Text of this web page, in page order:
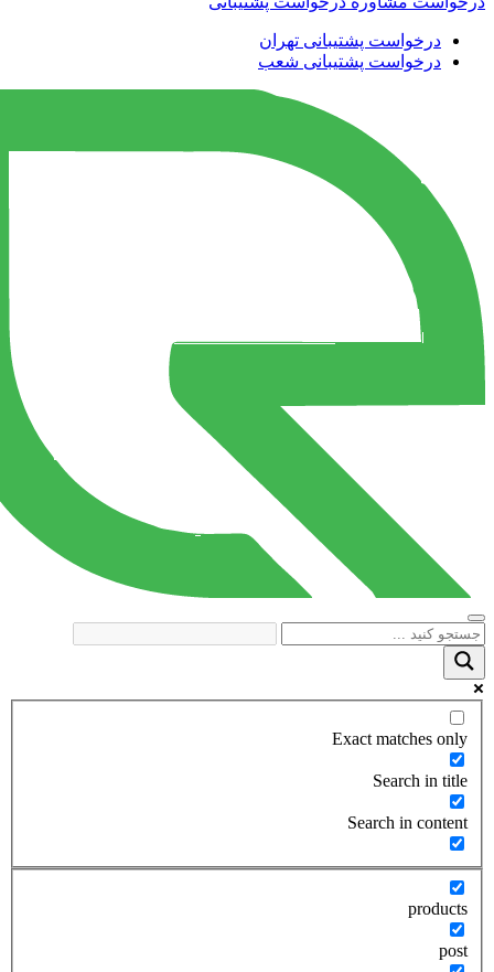
درخواست پشتیبانی تهران
درخواست پشتیبانی شعب
Exact matches only
Search in title
Search in content
products
post